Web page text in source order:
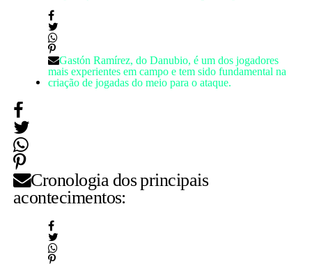
Gastón Ramírez, do Danubio, é um dos jogadores
mais experientes em campo e tem sido fundamental na
criação de jogadas do meio para o ataque.
Cronologia dos principais
acontecimentos: